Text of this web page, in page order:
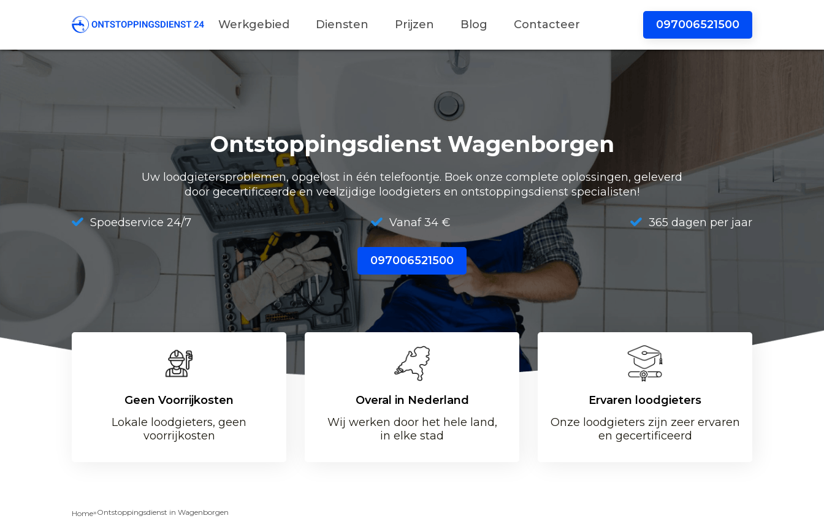
097006521500
Werkgebied Diensten Prijzen Blog Contacteer
Ontstoppingsdienst Wagenborgen
Uw loodgietersproblemen, opgelost in één telefoontje. Boek onze complete oplossingen, geleverd
door gecertificeerde en veelzijdige loodgieters en ontstoppingsdienst specialisten!
Spoedservice 24/7 Vanaf 34 € 365 dagen per jaar
097006521500
Geen Voorrijkosten
Lokale loodgieters, geen
voorrijkosten
Overal in Nederland
Wij werken door het hele land,
in elke stad
Ervaren loodgieters
Onze loodgieters zijn zeer ervaren
en gecertificeerd
Home»Ontstoppingsdienst in Wagenborgen